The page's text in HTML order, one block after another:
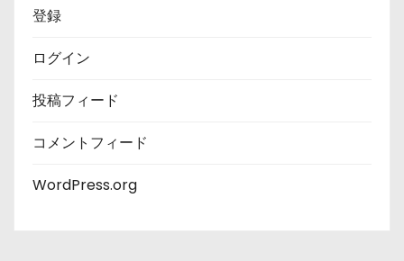
登録
ログイン
投稿フィード
コメントフィード
WordPress.org